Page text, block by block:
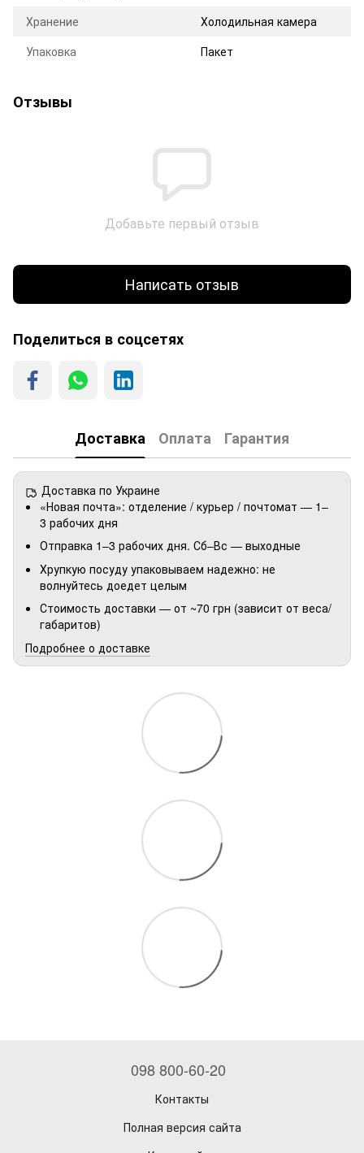
Хранение
Холодильная камера
Упаковка
Пакет
Отзывы
Добавьте первый отзыв
Написать отзыв
Поделиться в соцсетях
Доставка Оплата Гарантия
Доставка по Украине
«Новая почта»: отделение / курьер / почтомат — 1–
3 рабочих дня
Отправка 1–3 рабочих дня. Сб–Вс — выходные
Хрупкую посуду упаковываем надежно: не
волнуйтесь доедет целым
Стоимость доставки — от ~70 грн (зависит от веса/
габаритов)
Подробнее о доставке
098 800-60-20
Контакты
Полная версия сайта